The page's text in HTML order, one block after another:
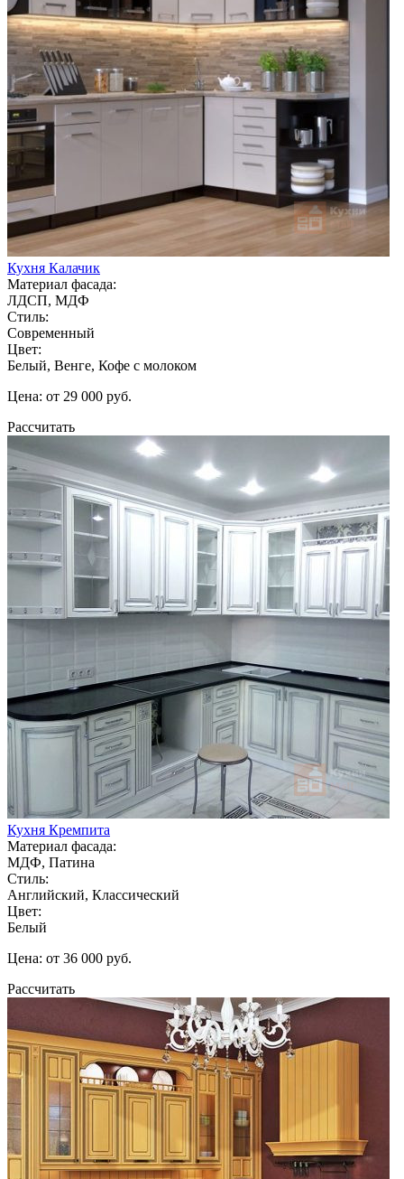
Кухня Калачик
Материал фасада:
ЛДСП, МДФ
Стиль:
Современный
Цвет:
Белый, Венге, Кофе с молоком
Цена: от 29 000 руб.
Рассчитать
Кухня Кремпита
Материал фасада:
МДФ, Патина
Стиль:
Английский, Классический
Цвет:
Белый
Цена: от 36 000 руб.
Рассчитать